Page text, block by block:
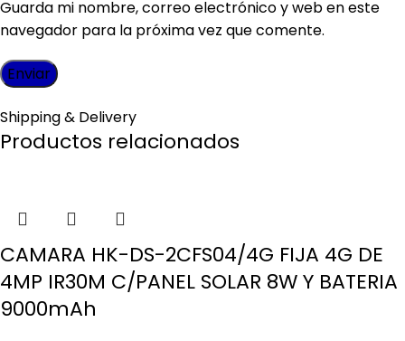
Guarda mi nombre, correo electrónico y web en este
navegador para la próxima vez que comente.
Shipping & Delivery
Productos relacionados
CAMARA HK-DS-2CFS04/4G FIJA 4G DE
4MP IR30M C/PANEL SOLAR 8W Y BATERIA
9000mAh